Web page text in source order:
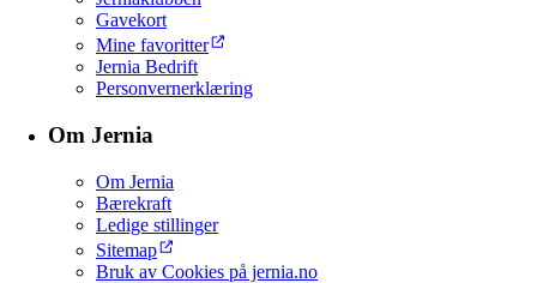
Gavekort
Mine favoritter
Jernia Bedrift
Personvernerklæring
Om Jernia
Om Jernia
Bærekraft
Ledige stillinger
Sitemap
Bruk av Cookies på jernia.no